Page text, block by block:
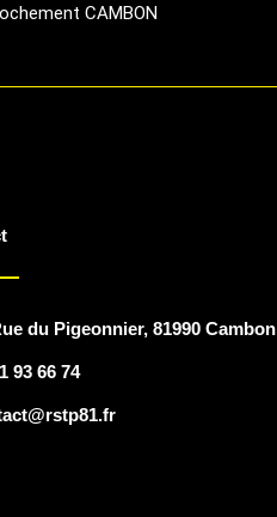
CAMBON
du Pigeonnier, 81990 Cambon
93 66 74